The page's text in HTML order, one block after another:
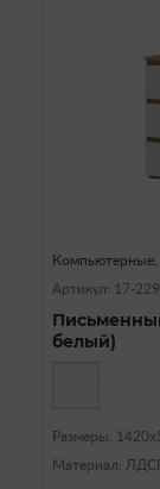
Артикул: 17-
белый)
Размеры:
Материал: